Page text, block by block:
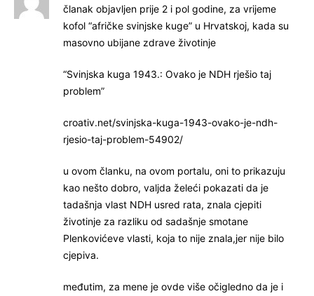
članak objavljen prije 2 i pol godine, za vrijeme
kofol “afričke svinjske kuge” u Hrvatskoj, kada su
masovno ubijane zdrave životinje
“Svinjska kuga 1943.: Ovako je NDH rješio taj
problem”
croativ.net/svinjska-kuga-1943-ovako-je-ndh-
rjesio-taj-problem-54902/
u ovom članku, na ovom portalu, oni to prikazuju
kao nešto dobro, valjda želeći pokazati da je
tadašnja vlast NDH usred rata, znala cjepiti
životinje za razliku od sadašnje smotane
Plenkovićeve vlasti, koja to nije znala,jer nije bilo
cjepiva.
međutim, za mene je ovde više očigledno da je i